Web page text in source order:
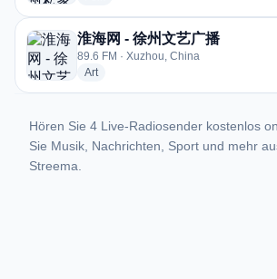
淮海网 - 徐州文艺广播
89.6 FM · Xuzhou, China
Artradio stations
Hören Sie 4 Live-Radiosender kostenlos
Sie Musik, Nachrichten, Sport und mehr
Streema.